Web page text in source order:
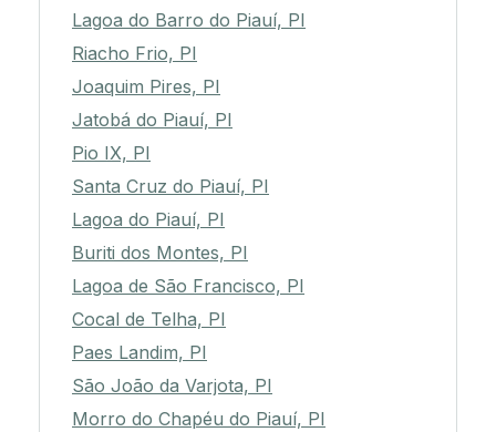
Lagoa do Barro do Piauí, PI
Riacho Frio, PI
Joaquim Pires, PI
Jatobá do Piauí, PI
Pio IX, PI
Santa Cruz do Piauí, PI
Lagoa do Piauí, PI
Buriti dos Montes, PI
Lagoa de São Francisco, PI
Cocal de Telha, PI
Paes Landim, PI
São João da Varjota, PI
Morro do Chapéu do Piauí, PI